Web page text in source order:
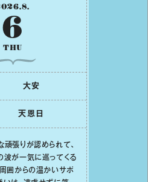
.8.
6
THU
⼤安
天恩⽇
頑張りが認められて、
波が⼀気に巡ってくる
周囲からの温かいサポ